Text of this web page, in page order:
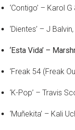
‘Contigo’ – Karol
‘Dientes’ – J
‘Esta Vida’ –
‘Freak 54 (Freak
‘K-Pop’ – Travis
‘Muñekita’ – Kali